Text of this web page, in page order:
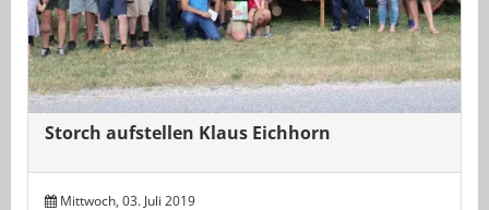
Storch aufstellen Klaus Eichhorn
Mittwoch, 03. Juli 2019